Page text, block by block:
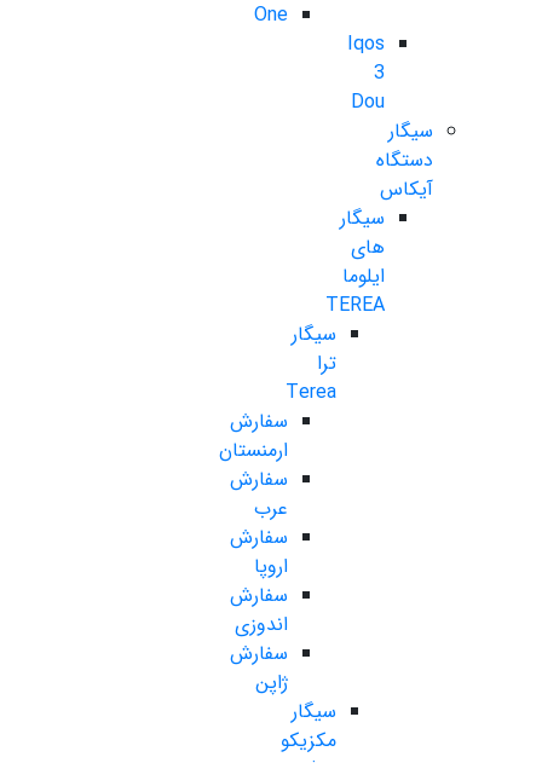
One
Iqos
3
Dou
سیگار
دستگاه
آیکاس
سیگار
های
ایلوما
TEREA
سیگار
ترا
Terea
سفارش
ارمنستان
سفارش
عرب
سفارش
اروپا
سفارش
اندوزی
سفارش
ژاپن
سیگار
مکزیکو